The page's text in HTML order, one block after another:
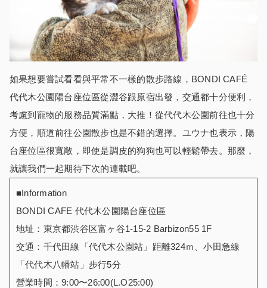
如果想要嘗試看看與平常不一樣的散步路線，BONDI CAFÉ
代代木公園陽台座位區從澀谷跟原宿出發，交通都十分便利，
考慮到寵物的服務品質滿點，大推！從代代木公園前往也十分
方便，順道前往公園散步也是不錯的選擇。ユウナ也表示，陽
台座位區很寬敞，即使是調皮的狗狗也可以輕鬆帶去。那麼，
就讓我們一起期待下次的連載吧。
■Information
BONDI CAFE 代代木公園陽台座位區
地址：東京都渋谷区富ヶ谷1-15-2 Barbizon55 1F
交通：千代田線「代代木公園站」距離324ｍ、小田急線
「代代木八幡站」步行5分
營業時間：9:00〜26:00(L.O25:00)